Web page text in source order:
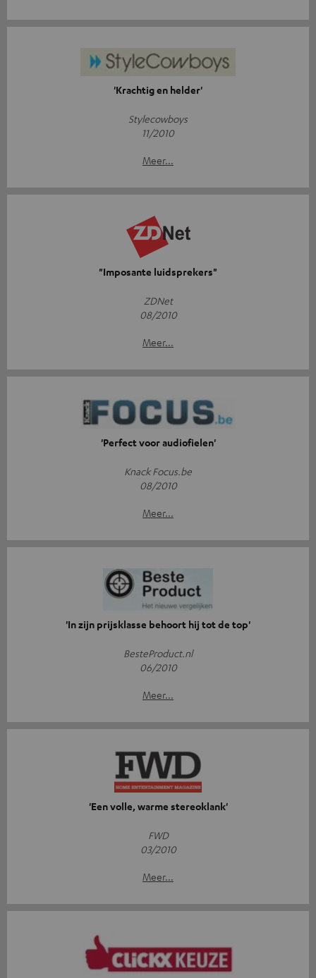
'Krachtig en helder'
Stylecowboys
11/2010
Meer...
"Imposante luidsprekers"
ZDNet
08/2010
Meer...
'Perfect voor audiofielen'
Knack Focus.be
08/2010
Meer...
'In zijn prijsklasse behoort hij tot de top'
BesteProduct.nl
06/2010
Meer...
'Een volle, warme stereoklank'
FWD
03/2010
Meer...